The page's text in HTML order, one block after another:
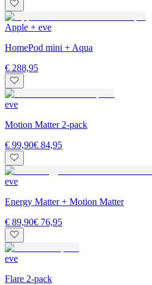
Apple + eve
HomePod mini + Aqua
€ 288,95
eve
Motion Matter 2-pack
€ 99,90€ 84,95
eve
Energy Matter + Motion Matter
€ 89,90€ 76,95
eve
Flare 2-pack